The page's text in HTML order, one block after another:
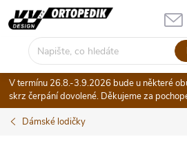
Přejít
na
V termínu 26.8.-3.9.2026 bude u některé
skrz čerpání dovolené. Děkujeme za
Dámské lodičky